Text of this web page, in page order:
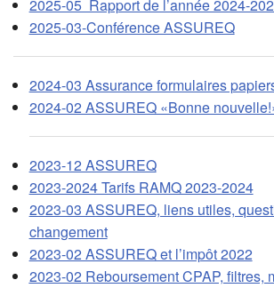
2025-05 Rapport de l’année 2024-
2025-03-Conférence ASSUREQ
2024-03 Assurance formulaires
2024-02 ASSUREQ «Bonne
2023-12 ASSUREQ
2023-2024 Tarifs RAMQ 2023-2024
2023-03 ASSUREQ, liens utiles,
changement
2023-02 ASSUREQ et l’impôt 2022
2023-02 Reboursement CPAP, filtres,